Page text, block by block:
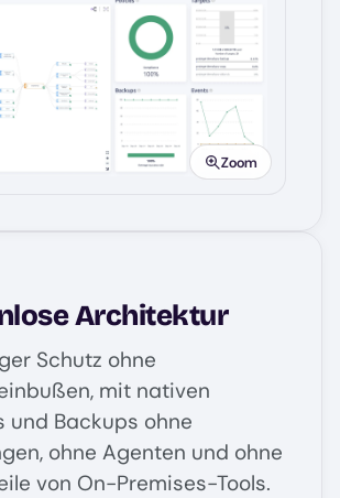
Image
Zoom
Architektur
Schutz ohne
mit nativen
und Backups ohne
ohne Agenten und ohne
von On-Premises-Tools.